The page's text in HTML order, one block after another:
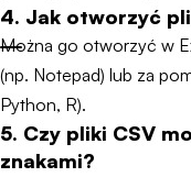
4. Jak otworzyć
Można go otworzyć w
(np. Notepad) lub za
Python, R).
5. Czy pliki CSV
znakami?